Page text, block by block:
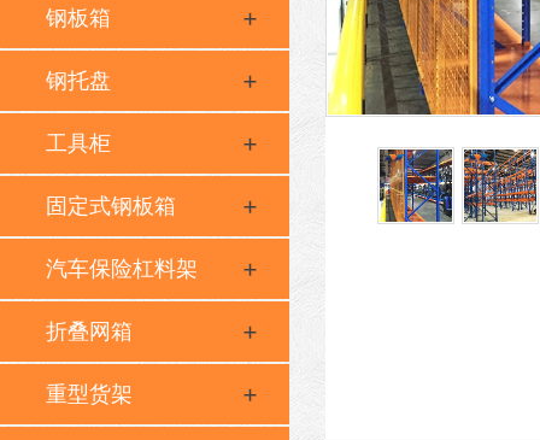
钢板箱
钢托盘
工具柜
固定式钢板箱
汽车保险杠料架
折叠网箱
重型货架